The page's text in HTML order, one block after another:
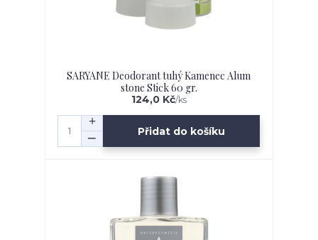
SARYANE Deodorant tuhý Kamenec Alum
stone Stick 60 gr.
124,0 Kč/ks
Přidat do košíku